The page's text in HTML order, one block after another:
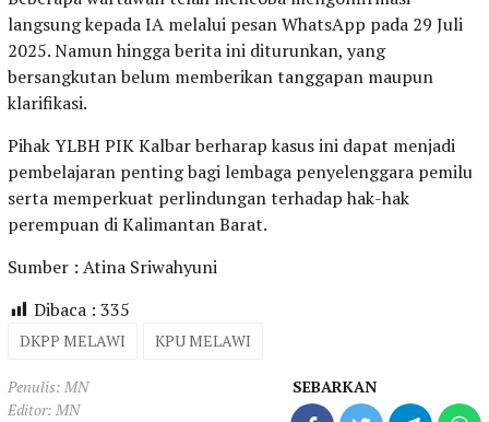
langsung kepada IA melalui pesan WhatsApp pada 29 Juli
2025. Namun hingga berita ini diturunkan, yang
bersangkutan belum memberikan tanggapan maupun
klarifikasi.
Pihak YLBH PIK Kalbar berharap kasus ini dapat menjadi
pembelajaran penting bagi lembaga penyelenggara pemilu
serta memperkuat perlindungan terhadap hak-hak
perempuan di Kalimantan Barat.
Sumber : Atina Sriwahyuni
Dibaca : 335
DKPP MELAWI KPU MELAWI
Penulis: MN
Editor: MN
SEBARKAN